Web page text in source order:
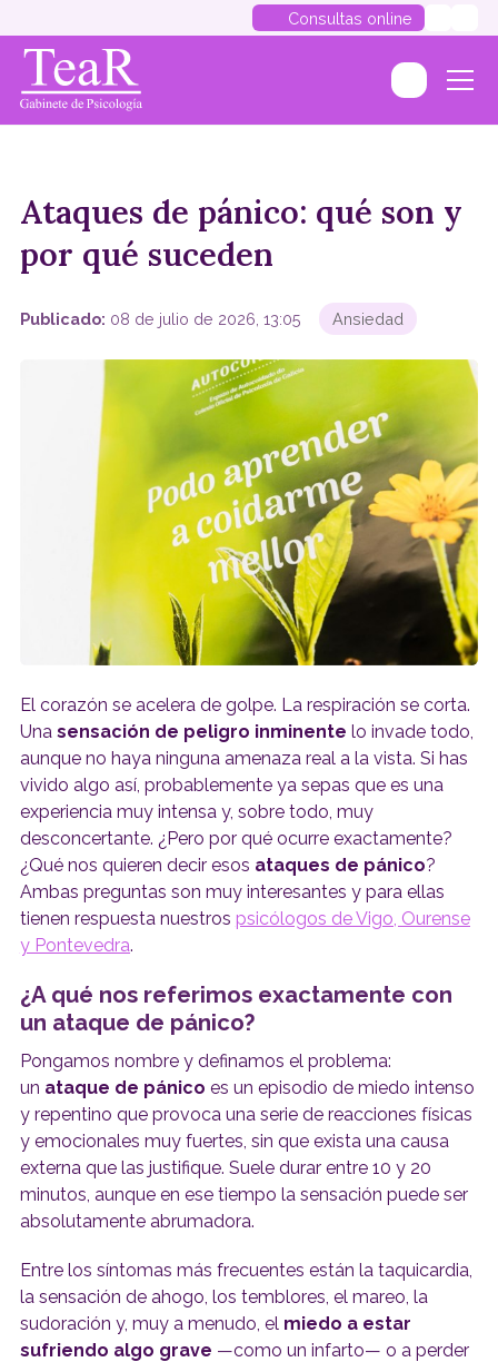
Consultas online
Ataques de pánico: qué son y
por qué suceden
Publicado: 08 de julio de 2026, 13:05 Ansiedad
El corazón se acelera de golpe. La respiración se corta.
Una sensación de peligro inminente lo invade todo,
aunque no haya ninguna amenaza real a la vista. Si has
vivido algo así, probablemente ya sepas que es una
experiencia muy intensa y, sobre todo, muy
desconcertante. ¿Pero por qué ocurre exactamente?
¿Qué nos quieren decir esos ataques de pánico?
Ambas preguntas son muy interesantes y para ellas
tienen respuesta nuestros psicólogos de Vigo, Ourense
y Pontevedra.
¿A qué nos referimos exactamente con
un ataque de pánico?
Pongamos nombre y definamos el problema:
un ataque de pánico es un episodio de miedo intenso
y repentino que provoca una serie de reacciones físicas
y emocionales muy fuertes, sin que exista una causa
externa que las justifique. Suele durar entre 10 y 20
minutos, aunque en ese tiempo la sensación puede ser
absolutamente abrumadora.
Entre los síntomas más frecuentes están la taquicardia,
la sensación de ahogo, los temblores, el mareo, la
sudoración y, muy a menudo, el miedo a estar
sufriendo algo grave —como un infarto— o a perder